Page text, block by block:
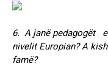
6. A janë pedagogët
nivelit Europian? A
famë?